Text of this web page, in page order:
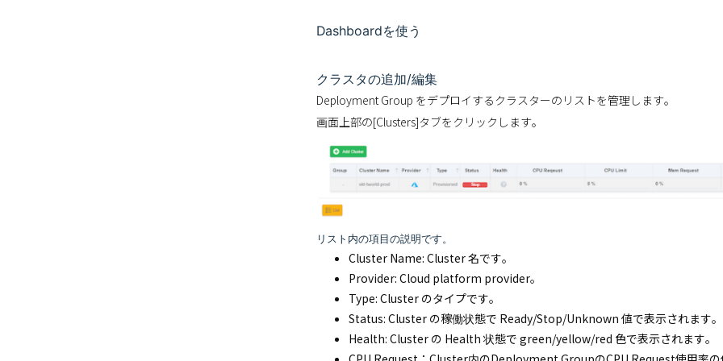
Dashboardを使う
クラスタの追加/編集
Deployment Group をデプロイするクラスターのリストを管理します。
画面上部の[Clusters]タブをクリックします。
リスト内の項目の説明です。
Cluster Name: Cluster 名です。
Provider: Cloud platform provider。
Type: Cluster のタイプです。
Status: Cluster の稼働状態で Ready/Stop/Unknown 値で表示されます。
Health: Cluster の Health 状態で green/yellow/red 色で表示されます。